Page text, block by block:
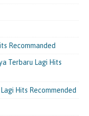
Recommanded
Terbaru Lagi Hits
Hits Recommended